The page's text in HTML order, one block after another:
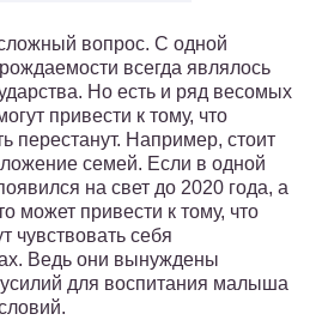
вопрос. С одной
всегда являлось
Но есть и ряд весомых
привести к тому, что
перестанут. Например, стоит
семей. Если в одной
на свет до 2020 года, а
может привести к тому, что
чувствовать себя
Ведь они вынуждены
усилий для воспитания малыша